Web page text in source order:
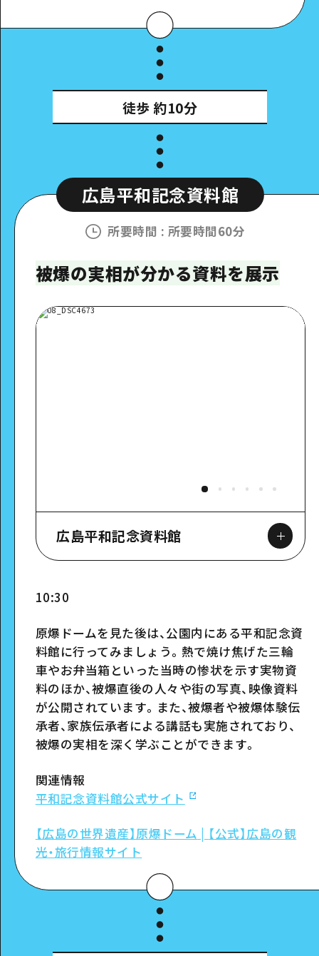
徒歩 約10分
広島平和記念資料館
所要時間 : 所要時間60分
被爆の実相が分かる資料を展示
広島平和記念資料館
スポット詳細
10:30
原爆ドームを見た後は、公園内にある平和記念資
料館に行ってみましょう。熱で焼け焦げた三輪
車やお弁当箱といった当時の惨状を示す実物資
料のほか、被爆直後の人々や街の写真、映像資料
が公開されています。また、被爆者や被爆体験伝
承者、家族伝承者による講話も実施されており、
被爆の実相を深く学ぶことができます。
関連情報
平和記念資料館公式サイト
【広島の世界遺産】原爆ドーム | 【公式】広島の観
光・旅行情報サイト